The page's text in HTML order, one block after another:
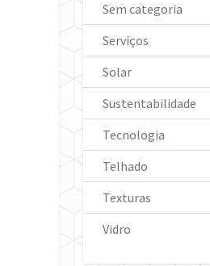
Sem categoria
Serviços
Solar
Sustentabilidade
Tecnologia
Telhado
Texturas
Vidro